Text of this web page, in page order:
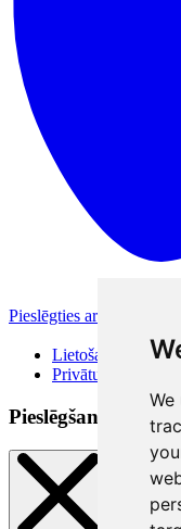
Pieslēgties ar Apple
Lietošanas
Privātuma politika
Pieslēgšanās veidi